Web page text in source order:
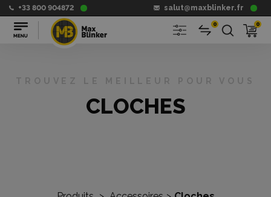
+33 800 904872 salut@maxblinker.fr
0 0
CLOCHES